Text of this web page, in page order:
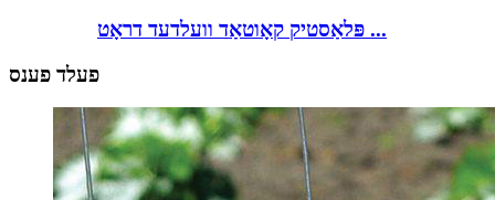
פּלאַסטיק קאָוטאַד וועלדעד דראָט ...
פעלד פענס